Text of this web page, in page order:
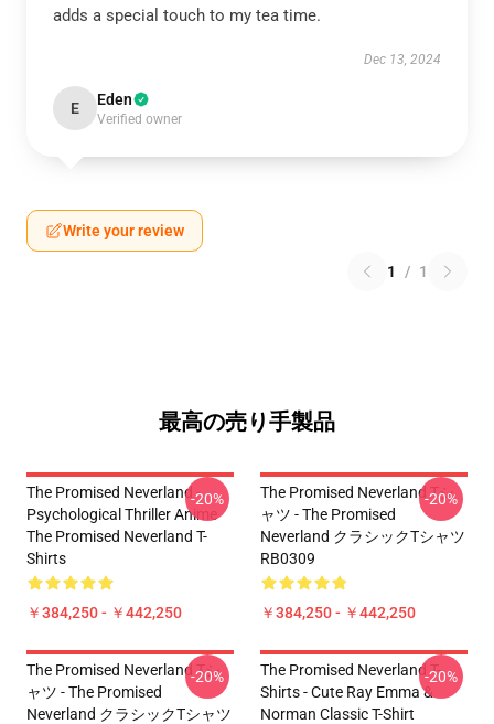
adds a special touch to my tea time.
Dec 13, 2024
E Eden
Verified owner
Write your review
1 / 1
最高の売り手製品
The Promised Neverland -
Psychological Thriller Anime
The Promised Neverland T-
Shirts
￥384,250 - ￥442,250
-20%
The Promised Neverland Tシ
ャツ - The Promised
Neverland クラシックTシャツ
RB0309
￥384,250 - ￥442,250
-20%
The Promised Neverland Tシ
ャツ - The Promised
Neverland クラシックTシャツ
-20%
The Promised Neverland T-
Shirts - Cute Ray Emma &
Norman Classic T-Shirt
-20%